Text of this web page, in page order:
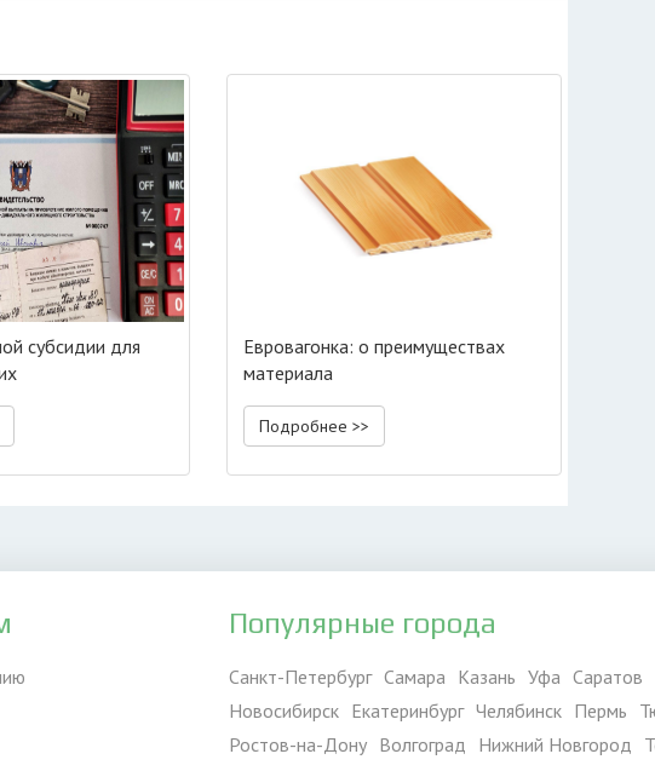
субсидии для
Евровагонка: о преимуществах
материала
Подробнее >>
Популярные города
Санкт-Петербург Самара Казань Уфа Саратов
Новосибирск Екатеринбург Челябинск Пермь
Ростов-на-Дону Волгоград Нижний Новгород